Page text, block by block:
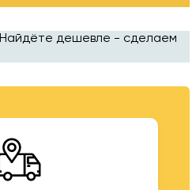
Найдёте дешевле - сделаем